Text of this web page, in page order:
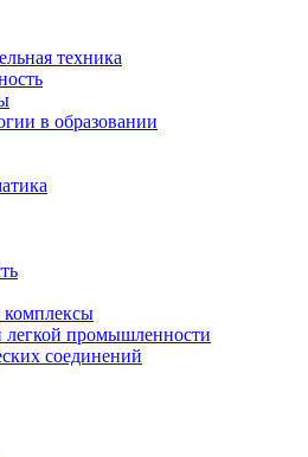
техника
в образовании
легкой промышленности
соединений